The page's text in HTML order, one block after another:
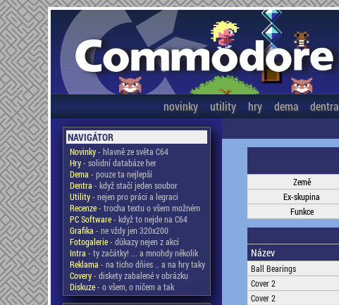
novinky utility hry dema dentra
NAVIGÁTOR
Novinky- hlavně ze světa C64
Hry- solidní databáze her
Dema - pouze ta nejlepší
Dentra - když stačí jeden soubor
Utility- nejen pro práci a legraci
Recenze- trocha textu o všem možném
PC Software- když to nejde na C64
Grafika - ne vždy jen 320x200
Fotogalerie- důkazy nejen z akcí
Intra - ty začátky! ... a mnohdy několik
Reklama - na ticho dňies .. a na hry taky
Covery- diskety zabalené v obrázku
Diskuze- o všem, o ničem a tak
Země
Ex-skupina
Funkce
Název
Ball Bearings
Cover 2
Cover 2